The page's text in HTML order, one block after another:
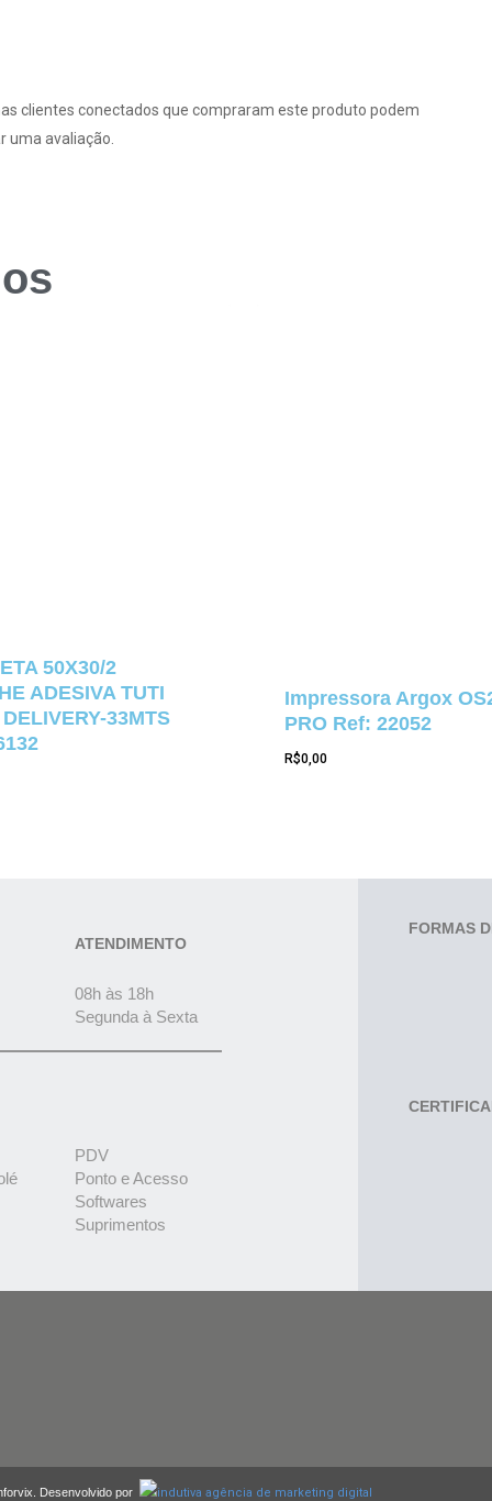
clientes conectados que compraram este produto podem
uma avaliação.
50X30/2
ADESIVA TUTI
33MTS
Impressora Argox
PRO Ref: 22052
R$0,00
ATENDIMENTO
08h às 18h
Segunda à Sexta
PDV
Ponto e Acesso
Softwares
Suprimentos
FORMAS
Desenvolvido por